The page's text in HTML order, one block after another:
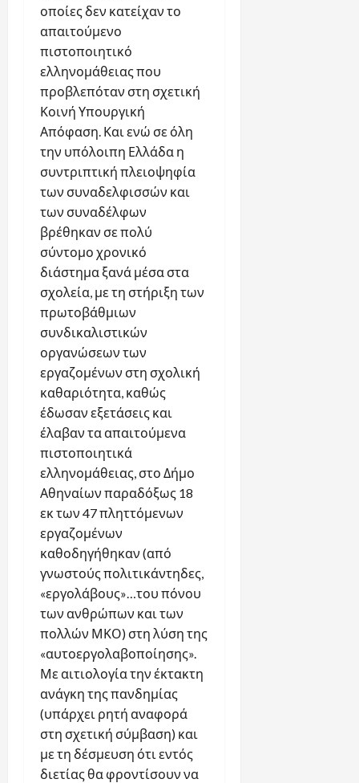
οποίες δεν κατείχαν το
απαιτούμενο
πιστοποιητικό
ελληνομάθειας που
προβλεπόταν στη σχετική
Κοινή Υπουργική
Απόφαση. Και ενώ σε όλη
την υπόλοιπη Ελλάδα η
συντριπτική πλειοψηφία
των συναδελφισσών και
των συναδέλφων
βρέθηκαν σε πολύ
σύντομο χρονικό
διάστημα ξανά μέσα στα
σχολεία, με τη στήριξη των
πρωτοβάθμιων
συνδικαλιστικών
οργανώσεων των
εργαζομένων στη σχολική
καθαριότητα, καθώς
έδωσαν εξετάσεις και
έλαβαν τα απαιτούμενα
πιστοποιητικά
ελληνομάθειας, στο Δήμο
Αθηναίων παραδόξως 18
εκ των 47 πληττόμενων
εργαζομένων
καθοδηγήθηκαν (από
γνωστούς πολιτικάντηδες,
«εργολάβους»…του πόνου
των ανθρώπων και των
πολλών ΜΚΟ) στη λύση της
«αυτοεργολαβοποίησης».
Με αιτιολογία την έκτακτη
ανάγκη της πανδημίας
(υπάρχει ρητή αναφορά
στη σχετική σύμβαση) και
με τη δέσμευση ότι εντός
διετίας θα φροντίσουν να